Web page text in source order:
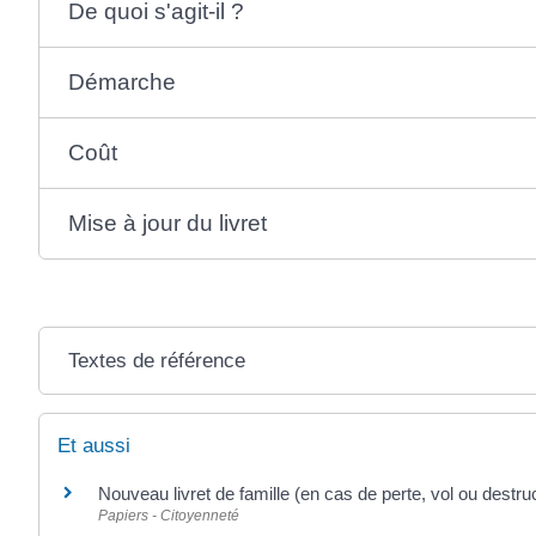
De quoi s'agit-il ?
Démarche
Coût
Mise à jour du livret
Textes de référence
Et aussi
Nouveau livret de famille (en cas de perte, vol ou
Papiers - Citoyenneté